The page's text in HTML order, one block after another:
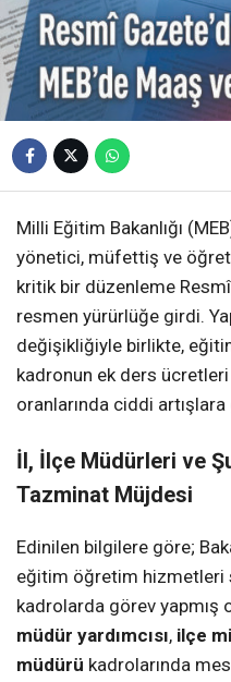
Milli Eğitim Bakanlığı
yönetici, müfettiş ve
kritik bir düzenleme
resmen yürürlüğe girdi.
değişikliğiyle birlikte,
kadronun ek ders
oranlarında ciddi
İl, İlçe Müdürleri ve
Tazminat Müjdesi
Edinilen bilgilere göre;
eğitim öğretim hizmetleri
kadrolarda görev yapmış
müdür yardımcısı, ilçe
müdürü kadrolarında